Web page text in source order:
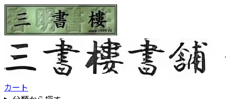
カート